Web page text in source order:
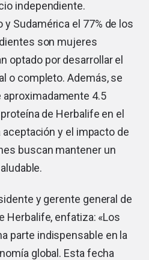
independiente.
Sudamérica el 77% de los
son mujeres
optado por desarrollar el
o completo. Además, se
4.5
de Herbalife en el
y el impacto de
buscan mantener un
y gerente general de
Herbalife, enfatiza: «Los
parte indispensable en la
global. Esta fecha